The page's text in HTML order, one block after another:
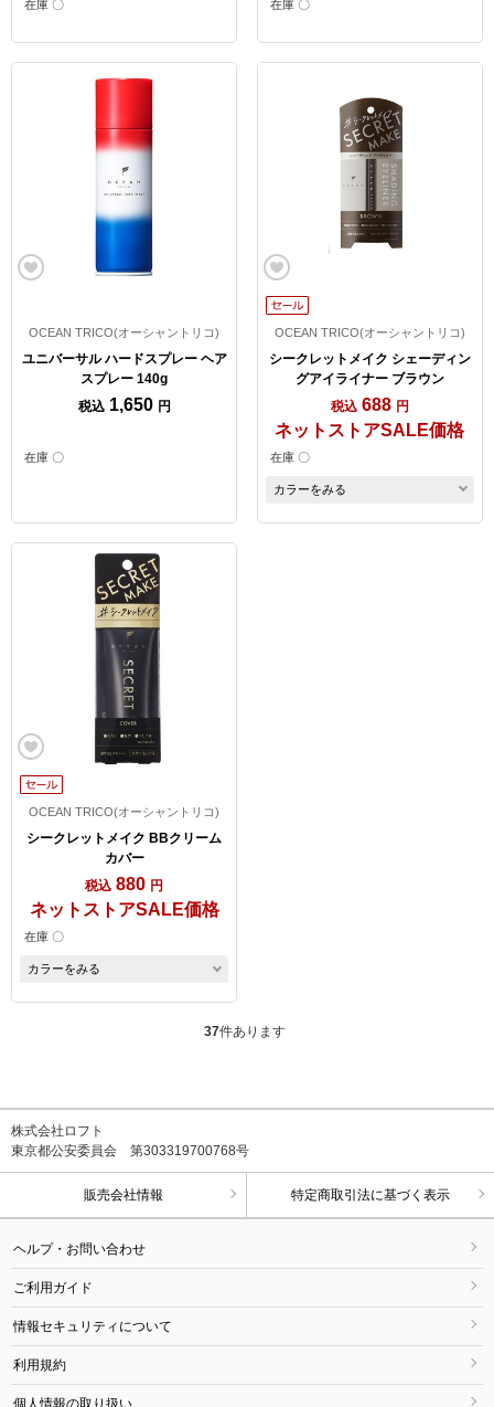
在庫 〇 在庫 〇
OCEAN TRICO(オーシャントリコ)
ユニバーサル ハードスプレー ヘア
スプレー 140g
税込 1,650 円
在庫 〇
OCEAN TRICO(オーシャントリコ)
シークレットメイク シェーディン
グアイライナー ブラウン
税込 688 円
ネットストアSALE価格
在庫 〇
カラーをみる
OCEAN TRICO(オーシャントリコ)
シークレットメイク BBクリーム
カバー
税込 880 円
ネットストアSALE価格
在庫 〇
カラーをみる
37件あります
株式会社ロフト
東京都公安委員会 第303319700768号
販売会社情報 特定商取引法に基づく表示
ヘルプ・お問い合わせ
ご利用ガイド
情報セキュリティについて
利用規約